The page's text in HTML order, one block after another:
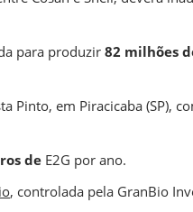
para produzir 82 milhões
Pinto, em Piracicaba (SP),
de E2G por ano.
, controlada pela GranBio